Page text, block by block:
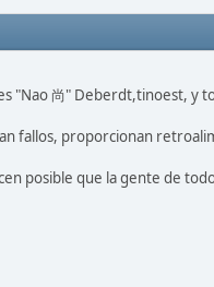
"Nao 尚" Deberdt,tinoest, y
fallos, proporcionan
posible que la gente de